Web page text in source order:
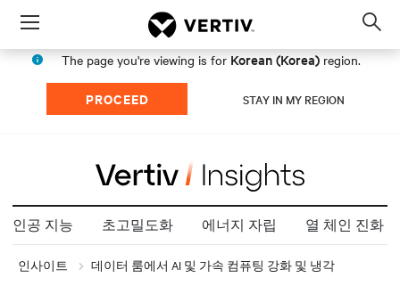
Menu
The page you're viewing is for Korean (Korea) region.
PROCEED STAY IN MY REGION
인공 지능 초고밀도화 에너지 자립 열 체인 진화
인사이트 데이터 룸에서 AI 및 가속 컴퓨팅 강화 및 냉각